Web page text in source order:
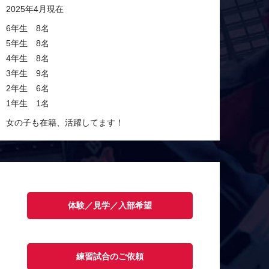
2025年4月現在
6年生 8名
5年生 8名
4年生 8名
3年生 9名
2年生 6名
1年生 1名
女の子も在籍、活躍してます！
体験／見学／入部希望
練習試合のご依頼